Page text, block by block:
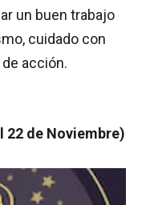
un buen trabajo
cuidado con
acción.
22 de Noviembre)